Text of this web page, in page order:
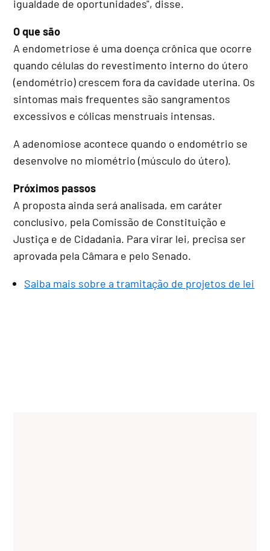
igualdade de oportunidades", disse.
O que são
A endometriose é uma doença crônica que ocorre
quando células do revestimento interno do útero
(endométrio) crescem fora da cavidade uterina. Os
sintomas mais frequentes são sangramentos
excessivos e cólicas menstruais intensas.
A adenomiose acontece quando o endométrio se
desenvolve no miométrio (músculo do útero).
Próximos passos
A proposta ainda será analisada, em caráter
conclusivo, pela Comissão de Constituição e
Justiça e de Cidadania. Para virar lei, precisa ser
aprovada pela Câmara e pelo Senado.
Saiba mais sobre a tramitação de projetos de lei